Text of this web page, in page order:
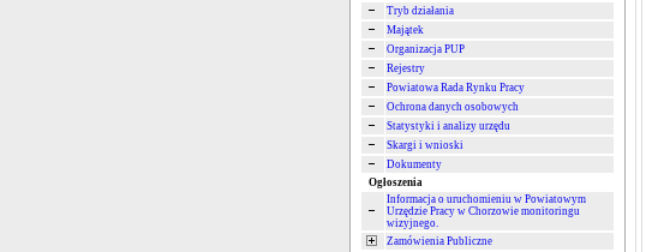
Tryb działania
Majątek
Organizacja PUP
Rejestry
Powiatowa Rada Rynku Pracy
Ochrona danych osobowych
Statystyki i analizy urzędu
Skargi i wnioski
Dokumenty
Ogłoszenia
Informacja o uruchomieniu w Powiatowym
Urzędzie Pracy w Chorzowie monitoringu
wizyjnego.
Zamówienia Publiczne